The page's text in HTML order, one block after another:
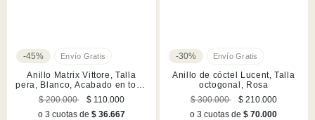
-45%
Anillo Matrix Vittore, Talla
pera, Blanco, Acabado en tono
oro rosa
$ 200.000
$ 110.000
o 3 cuotas de $ 36.667
-30%
Anillo de cóctel Lucent, Talla
octogonal, Rosa
$ 300.000
$ 210.000
o 3 cuotas de$ 70.000